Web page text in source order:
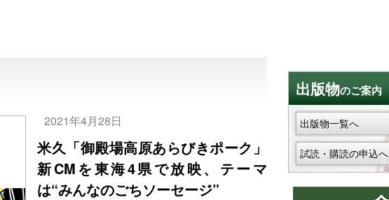
2021年4月28日
米久「御殿場高原あらびきポーク」
新CMを東海4県で放映、テーマ
は“みんなのごちソーセージ”
出版物のご案内
出版物一覧へ
試読・購読の申込へ